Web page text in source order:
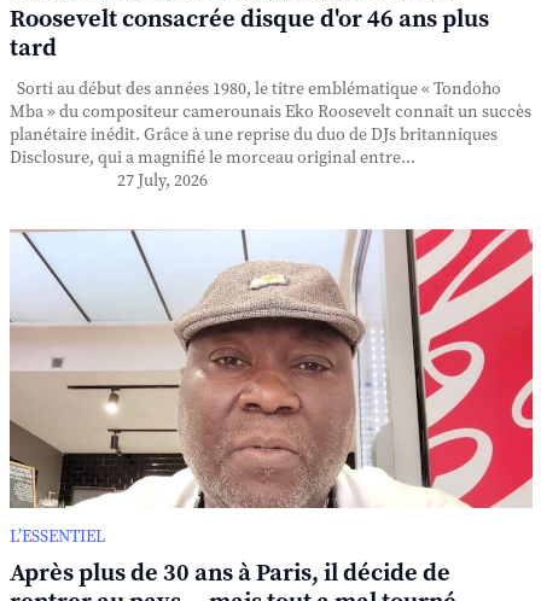
Roosevelt consacrée disque d'or 46 ans plus
tard
Sorti au début des années 1980, le titre emblématique « Tondoho
Mba » du compositeur camerounais Eko Roosevelt connaît un succès
planétaire inédit. Grâce à une reprise du duo de DJs britanniques
Disclosure, qui a magnifié le morceau original entre...
27 July, 2026
L’ESSENTIEL
Après plus de 30 ans à Paris, il décide de